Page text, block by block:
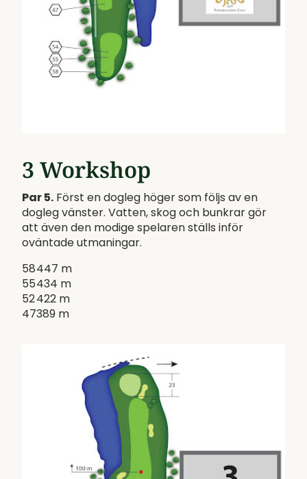
3 Workshop
Par 5. Först en dogleg höger som följs av en
dogleg vänster. Vatten, skog och bunkrar gör
att även den modige spelaren ställs inför
oväntade utmaningar.
58447 m
55434 m
52422 m
47389 m